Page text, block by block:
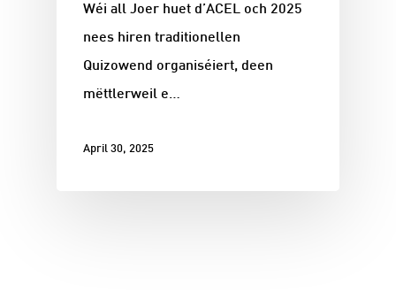
Wéi all Joer huet d’ACEL och 2025
nees hiren traditionellen
Quizowend organiséiert, deen
mëttlerweil e…
April 30, 2025